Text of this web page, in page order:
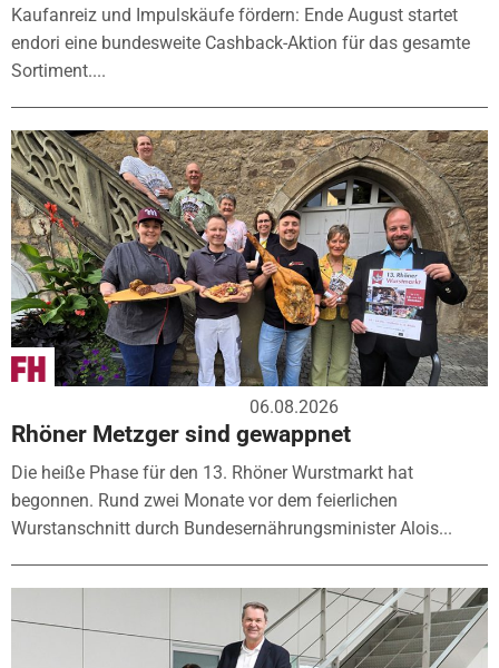
Kaufanreiz und Impulskäufe fördern: Ende August startet
endori eine bundesweite Cashback-Aktion für das gesamte
Sortiment....
06.08.2026
Rhöner Metzger sind gewappnet
Die heiße Phase für den 13. Rhöner Wurstmarkt hat
begonnen. Rund zwei Monate vor dem feierlichen
Wurstanschnitt durch Bundesernährungsminister Alois...